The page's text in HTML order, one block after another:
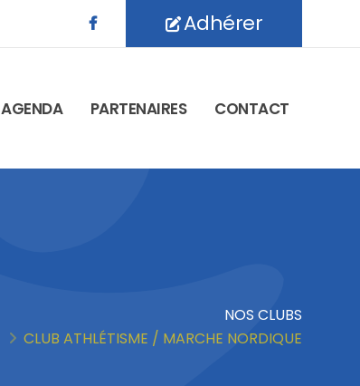
Adhérer
AGENDA PARTENAIRES CONTACT
NOS CLUBS
CLUB ATHLÉTISME / MARCHE NORDIQUE